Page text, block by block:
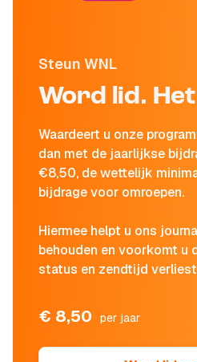
Steun WNL
Word lid.
Waardeert u onze
dan met de jaarlijkse
€8,50, de wettelijk
bijdrage voor omroepen.
Hiermee helpt u ons
behouden en voorkomt u
status en zendtijd
€ 8,50 per jaar